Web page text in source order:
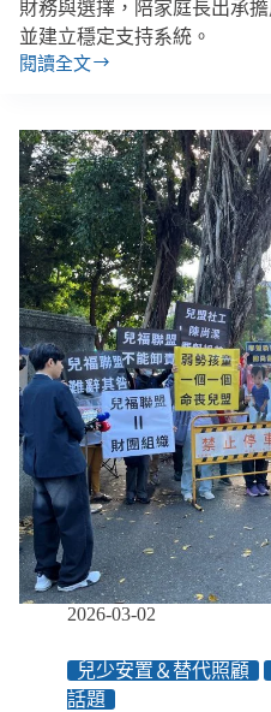
專
欄
財務與選擇，陪家庭長出承
並建立穩定支持系統。
閱讀全文
除
提
供
經
濟
補
助、
媒
合
工
作，
社
工
還
能
為
貧
困
家
庭
做
2026-03-02
兒少安置＆替代照顧
話題